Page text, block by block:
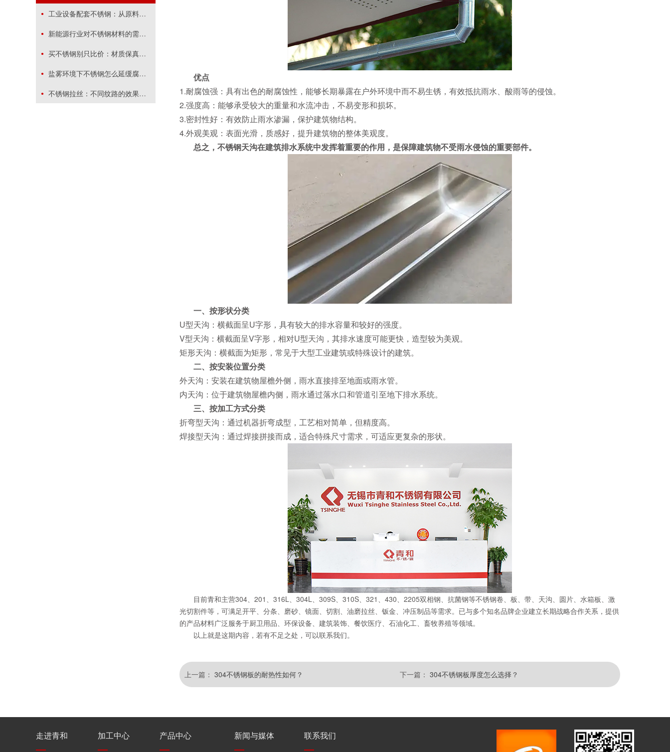
工业设备配套不锈钢：从原料到定制加工的一体化供应方案
新能源行业对不锈钢材料的需求特点
买不锈钢别只比价：材质保真、加工精度与售后才是关键
盐雾环境下不锈钢怎么延缓腐蚀？
不锈钢拉丝：不同纹路的效果与应用
优点
1.耐腐蚀强：具有出色的耐腐蚀性，能够长期暴露在户外环境中而不易生锈，有效抵抗雨水、酸雨等的侵蚀。
2.强度高：能够承受较大的重量和水流冲击，不易变形和损坏。
3.密封性好：有效防止雨水渗漏，保护建筑物结构。
4.外观美观：表面光滑，质感好，提升建筑物的整体美观度。
总之，不锈钢天沟在建筑排水系统中发挥着重要的作用，是保障建筑物不受雨水侵蚀的重要部件。
一、按形状分类
U型天沟：横截面呈U字形，具有较大的排水容量和较好的强度。
V型天沟：横截面呈V字形，相对U型天沟，其排水速度可能更快，造型较为美观。
矩形天沟：横截面为矩形，常见于大型工业建筑或特殊设计的建筑。
二、按安装位置分类
外天沟：安装在建筑物屋檐外侧，雨水直接排至地面或雨水管。
内天沟：位于建筑物屋檐内侧，雨水通过落水口和管道引至地下排水系统。
三、按加工方式分类
折弯型天沟：通过机器折弯成型，工艺相对简单，但精度高。
焊接型天沟：通过焊接拼接而成，适合特殊尺寸需求，可适应更复杂的形状。
目前青和主营304、201、316L、304L、309S、310S、321、430、2205双相钢、抗菌钢等不锈钢卷、板、带、天沟、圆片、水箱板、激
光切割件等，可满足开平、分条、磨砂、镜面、切割、油磨拉丝、钣金、冲压制品等需求。已与多个知名品牌企业建立长期战略合作关系，提供
的产品材料广泛服务于厨卫用品、环保设备、建筑装饰、餐饮医疗、石油化工、畜牧养殖等领域。
以上就是这期内容，若有不足之处，可以联系我们。
上一篇： 304不锈钢板的耐热性如何？ 下一篇： 304不锈钢板厚度怎么选择？
走进青和 加工中心 产品中心 新闻与媒体 联系我们